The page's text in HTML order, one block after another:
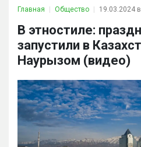
Главная Общество 19.03.2024
В этностиле:
запустили в
Наурызом (видео)